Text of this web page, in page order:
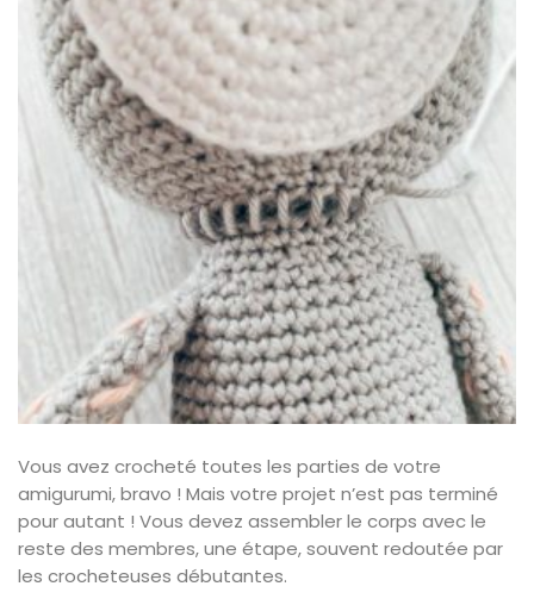
Vous avez crocheté toutes les parties de votre
amigurumi, bravo ! Mais votre projet n’est pas terminé
pour autant ! Vous devez assembler le corps avec le
reste des membres, une étape, souvent redoutée par
les crocheteuses débutantes.